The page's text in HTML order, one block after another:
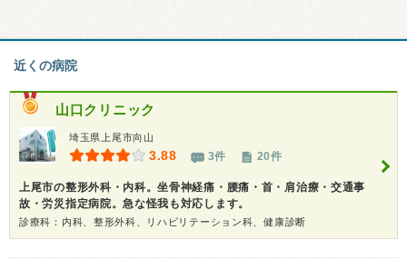
近くの病院
山口クリニック
埼玉県上尾市向山
3.88 3件 20件
上尾市の整形外科・内科。坐骨神経痛・腰痛・首・肩治療・交通事
故・労災指定病院。急な怪我も対応します。
診療科：内科、整形外科、リハビリテーション科、健康診断